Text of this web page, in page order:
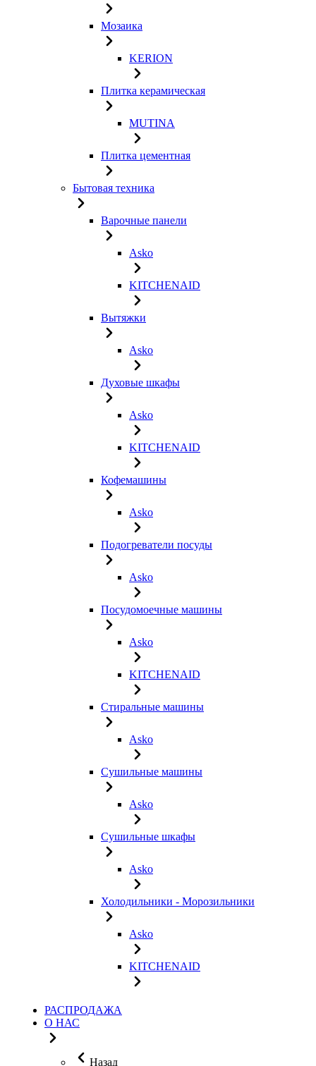
Мозаика
KERION
Плитка керамическая
MUTINA
Плитка цементная
Бытовая техника
Варочные панели
Asko
KITCHENAID
Вытяжки
Asko
Духовые шкафы
Asko
KITCHENAID
Кофемашины
Asko
Подогреватели посуды
Asko
Посудомоечные машины
Asko
KITCHENAID
Стиральные машины
Asko
Сушильные машины
Asko
Сушильные шкафы
Asko
Холодильники - Морозильники
Asko
KITCHENAID
РАСПРОДАЖА
О НАС
Назад